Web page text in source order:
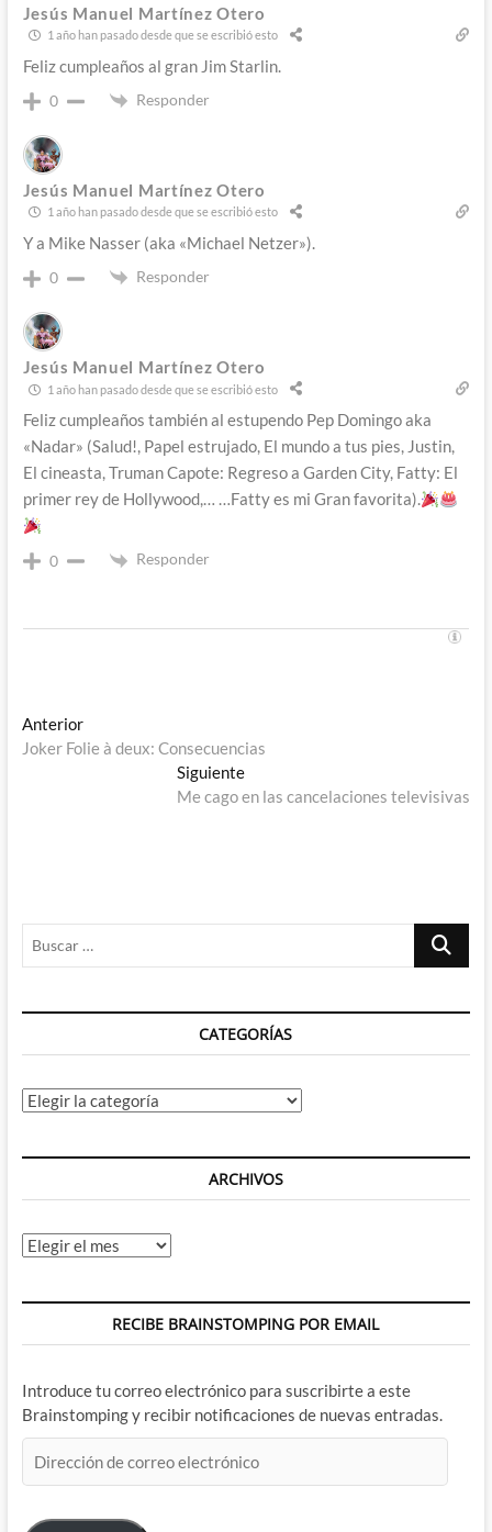
Jesús Manuel Martínez Otero
1 año han pasado desde que se escribió esto
Feliz cumpleaños al gran Jim Starlin.
0 Responder
Jesús Manuel Martínez Otero
1 año han pasado desde que se escribió esto
Y a Mike Nasser (aka «Michael Netzer»).
0 Responder
Jesús Manuel Martínez Otero
1 año han pasado desde que se escribió esto
Feliz cumpleaños también al estupendo Pep Domingo aka
«Nadar» (Salud!, Papel estrujado, El mundo a tus pies, Justin,
El cineasta, Truman Capote: Regreso a Garden City, Fatty: El
primer rey de Hollywood,… …Fatty es mi Gran favorita).
0 Responder
Navegación
de
AnteriorEntrada
anterior:
Joker Folie à deux: Consecuencias
SiguienteEntrada
siguiente:
Me cago en las cancelaciones televisivas
Buscar
CATEGORÍAS
Categorías
ARCHIVOS
Archivos
RECIBE BRAINSTOMPING POR EMAIL
Introduce tu correo electrónico para suscribirte a este
Brainstomping y recibir notificaciones de nuevas entradas.
de
electrónico